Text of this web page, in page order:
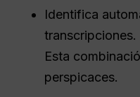
Identifica
transcripciones.
Esta
perspicaces.